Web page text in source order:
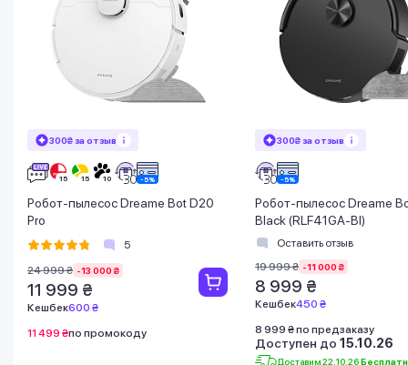
300₴ за отзыв
Робот-пылесос Dreame Bot D20
Pro
5
24 999 ₴ -13 000 ₴
11 999 ₴
Кешбек600 ₴
11 499 ₴по промокоду
300₴ за отзыв
Робот-пылесос Dreame
Black (RLF41GA-Bl)
Оставить отзыв
19 999 ₴ -11 000 ₴
8 999 ₴
Кешбек450 ₴
8 999 ₴ по предзаказу
Доступен до 15.10.26
Доставим 22.10.26